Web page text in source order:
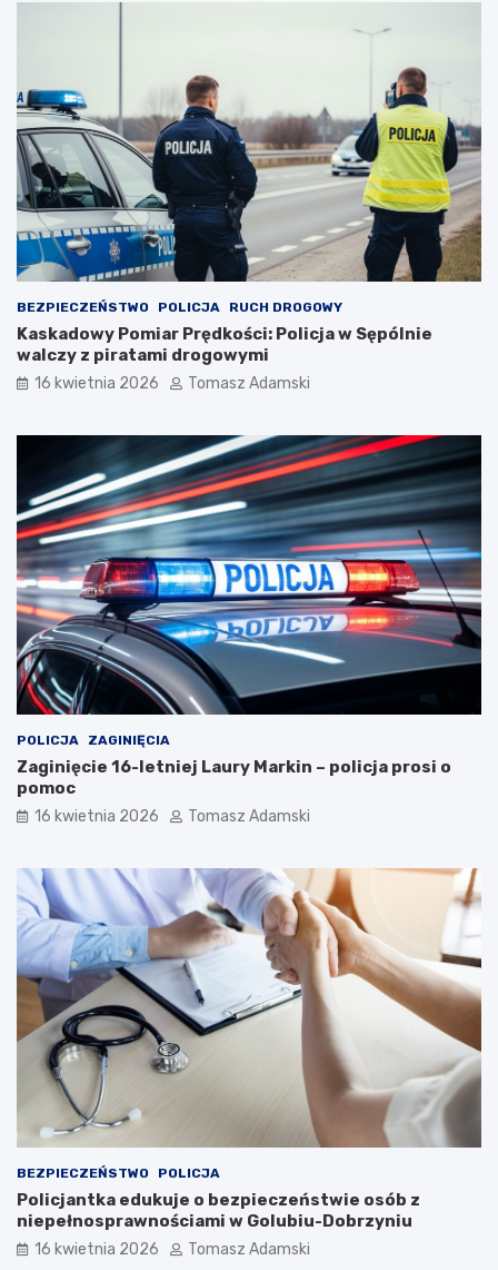
BEZPIECZEŃSTWO POLICJA RUCH DROGOWY
Kaskadowy Pomiar Prędkości: Policja w Sępólnie
walczy z piratami drogowymi
16 kwietnia 2026 Tomasz Adamski
POLICJA ZAGINIĘCIA
Zaginięcie 16-letniej Laury Markin – policja prosi o
pomoc
16 kwietnia 2026 Tomasz Adamski
BEZPIECZEŃSTWO POLICJA
Policjantka edukuje o bezpieczeństwie osób z
niepełnosprawnościami w Golubiu-Dobrzyniu
16 kwietnia 2026 Tomasz Adamski